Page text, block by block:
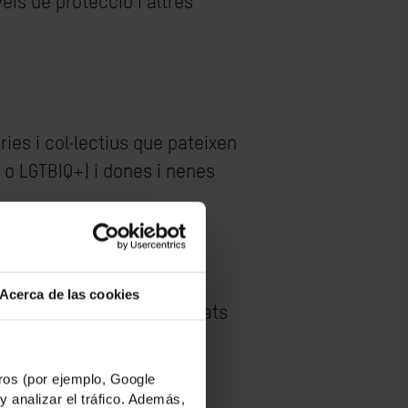
Acerca de las cookies
(por ejemplo, Google
analizar el tráfico. Además,
i col·lectius que pateixen
i dones i nenes
en reforcem les capacitats